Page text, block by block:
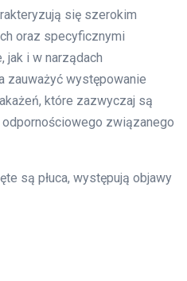
się szerokim
oraz specyficznymi
jak i w narządach
zauważyć występowanie
które zazwyczaj są
odpornościowego związanego
są płuca, występują objawy